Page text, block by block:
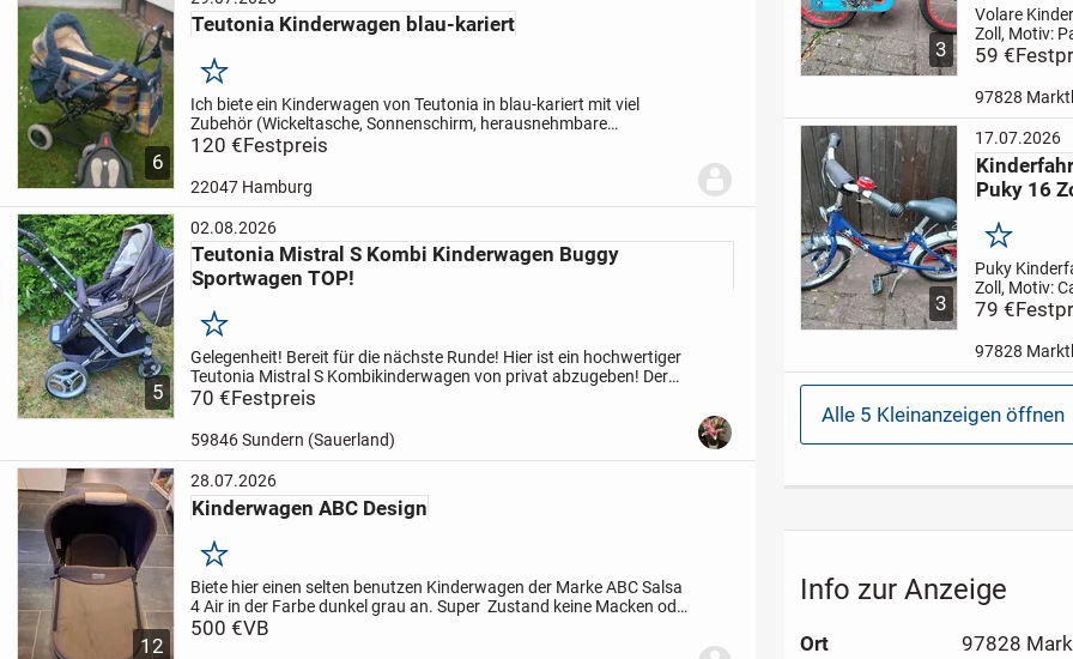
6
Teutonia Kinderwagen blau-kariert
Merken
Ich biete ein Kinderwagen von Teutonia in blau-kariert mit viel
Zubehör (Wickeltasche, Sonnenschirm, herausnehmbare
Tragetasche, Regenverdeck leider nicht mehr ganz heil und Kiddy-
Board bei Bedarf)...
120 €Festpreis
22047 Hamburg
5
02.08.2026
Teutonia Mistral S Kombi Kinderwagen Buggy
Sportwagen TOP!
Merken
Gelegenheit! Bereit für die nächste Runde! Hier ist ein hochwertiger
Teutonia Mistral S Kombikinderwagen von privat abzugeben! Der
Kindwagen verfügt über ein verstellbares Sonnenverdeck und
70 €Festpreis
59846 Sundern (Sauerland)
12
28.07.2026
Kinderwagen ABC Design
Merken
Biete hier einen selten benutzen Kinderwagen der Marke ABC Salsa
4 Air in der Farbe dunkel grau an. Super Zustand keine Macken oder
Flecken. Adapter für Maxi Cosi inklusive, neu, unbenutzt und...
500 €VB
3
Volare
Zoll, Motiv:
59 €
97828
3
17.07.2026
Puky 16
Merken
Puky
Zoll, Motiv:
79 €
97828
Alle 5 Kleinanzeigen öffnen
Info zur Anzeige
Ort
97828